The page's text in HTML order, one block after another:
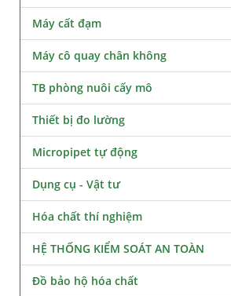
Máy cất đạm
Máy cô quay chân không
TB phòng nuôi cấy mô
Thiết bị đo lường
Micropipet tự động
Dụng cụ - Vật tư
Hóa chất thí nghiệm
HỆ THỐNG KIỂM SOÁT AN TOÀN
Đồ bảo hộ hóa chất